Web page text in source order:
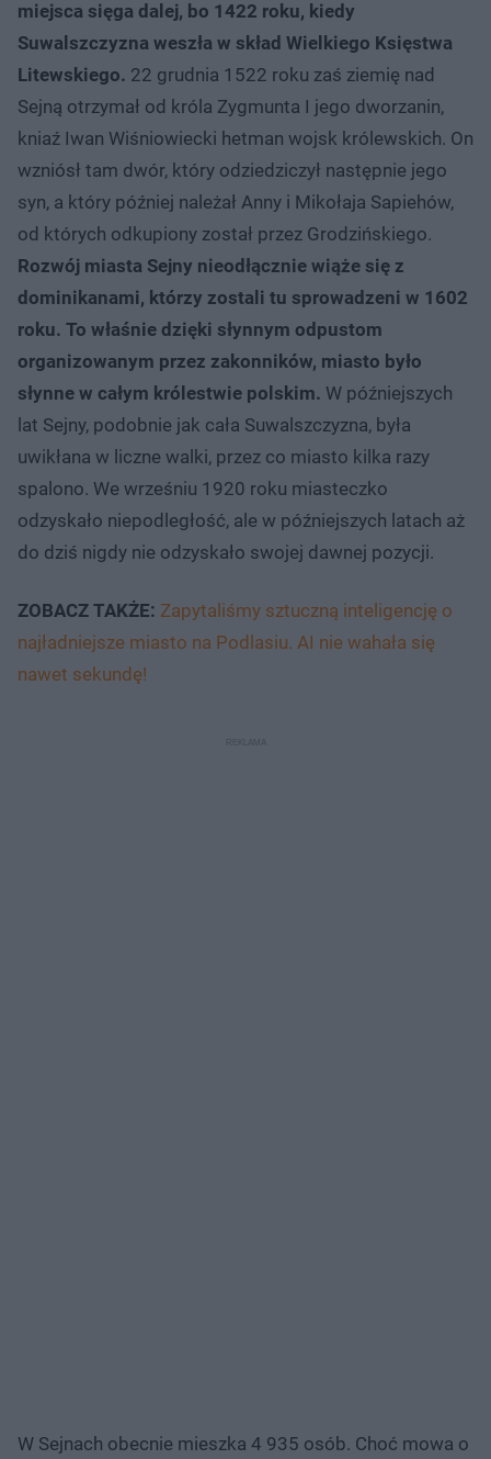
miejsca sięga dalej, bo 1422 roku, kiedy
Suwalszczyzna weszła w skład Wielkiego Księstwa
Litewskiego. 22 grudnia 1522 roku zaś ziemię nad
Sejną otrzymał od króla Zygmunta I jego dworzanin,
kniaź Iwan Wiśniowiecki hetman wojsk królewskich. On
wzniósł tam dwór, który odziedziczył następnie jego
syn, a który później należał Anny i Mikołaja Sapiehów,
od których odkupiony został przez Grodzińskiego.
Rozwój miasta Sejny nieodłącznie wiąże się z
dominikanami, którzy zostali tu sprowadzeni w 1602
roku. To właśnie dzięki słynnym odpustom
organizowanym przez zakonników, miasto było
słynne w całym królestwie polskim. W późniejszych
lat Sejny, podobnie jak cała Suwalszczyzna, była
uwikłana w liczne walki, przez co miasto kilka razy
spalono. We wrześniu 1920 roku miasteczko
odzyskało niepodległość, ale w późniejszych latach aż
do dziś nigdy nie odzyskało swojej dawnej pozycji.
ZOBACZ TAKŻE: Zapytaliśmy sztuczną inteligencję o
najładniejsze miasto na Podlasiu. AI nie wahała się
nawet sekundę!
W Sejnach obecnie mieszka 4 935 osób. Choć mowa o